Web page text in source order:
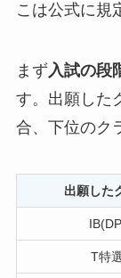
こは公式に規
まず入試の段
す。出願した
合、下位のク
出願した
T特